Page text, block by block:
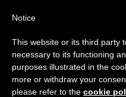
أبدًا من أن
Notice
This website or its third party
necessary to its functioning
purposes illustrated in the
more or withdraw your
please refer to the cookie